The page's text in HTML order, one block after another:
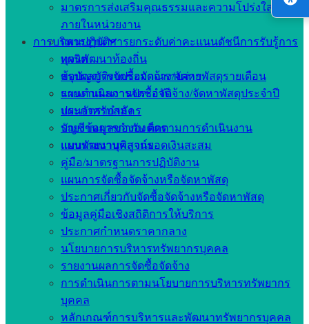
มาตรการส่งเสริมคุณธรรมและความโปร่งใส
ภายในหน่วยงาน
แผนปฏิบัติการยกระดับค่าคะแนนดัชนีการรับรู้การ
ทุจริต
สรุปผลการจัดซื้อจัดจ้าง/จัดหาพัสดุรายเดือน
รายงานผลการจัดซื้อจัดจ้าง/จัดหาพัสดุประจำปี
ประกาศรับสมัคร
บัญชีข้อมูลขององค์กร
แบบรายงานพิสูจน์ยอดเงินสะสม
การบริหารงาน
แผนพัฒนาท้องถิ่น
ข้อบัญญัติงบประมาณรายจ่าย
แผนดำเนินงานประจำปี
แผนอัตรากำลัง
รายงานการกำกับ ติดตามการดำเนินงาน
แผนพัฒนาบุคลากร
คู่มือ/มาตรฐานการปฏิบัติงาน
แผนการจัดซื้อจัดจ้างหรือจัดหาพัสดุ
ประกาศเกี่ยวกับจัดซื้อจัดจ้างหรือจัดหาพัสดุ
ข้อมูลคู่มือเชิงสถิติการให้บริการ
ประกาศกำหนดราคากลาง
นโยบายการบริหารทรัพยากรบุคคล
รายงานผลการจัดซื้อจัดจ้าง
การดำเนินการตามนโยบายการบริหารทรัพยากร
บุคคล
หลักเกณฑ์การบริหารและพัฒนาทรัพยากรบุคคล